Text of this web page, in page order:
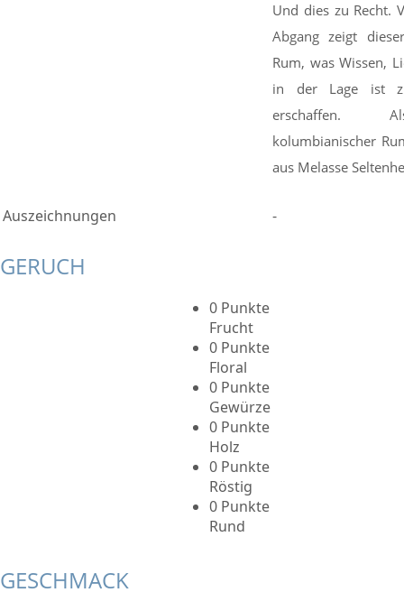
Und dies zu Recht.
Abgang zeigt
Rum, was Wissen,
in der Lage ist
erschaffen.
kolumbianischer
aus Melasse
Auszeichnungen -
GERUCH
0 Punkte
Frucht
0 Punkte
Floral
0 Punkte
Gewürze
0 Punkte
Holz
0 Punkte
Röstig
0 Punkte
Rund
GESCHMACK